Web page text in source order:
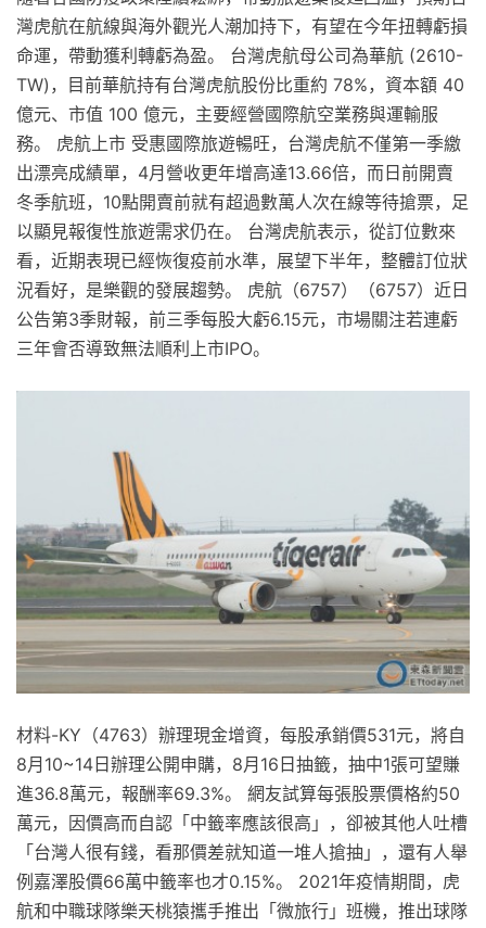
灣虎航在航線與海外觀光人潮加持下，有望在今年扭轉虧損
命運，帶動獲利轉虧為盈。 台灣虎航母公司為華航 (2610-
TW)，目前華航持有台灣虎航股份比重約 78%，資本額 40
億元、市值 100 億元，主要經營國際航空業務與運輸服
務。 虎航上市 受惠國際旅遊暢旺，台灣虎航不僅第一季繳
出漂亮成績單，4月營收更年增高達13.66倍，而日前開賣
冬季航班，10點開賣前就有超過數萬人次在線等待搶票，足
以顯見報復性旅遊需求仍在。 台灣虎航表示，從訂位數來
看，近期表現已經恢復疫前水準，展望下半年，整體訂位狀
況看好，是樂觀的發展趨勢。 虎航（6757）（6757）近日
公告第3季財報，前三季每股大虧6.15元，市場關注若連虧
三年會否導致無法順利上市IPO。
材料-KY（4763）辦理現金增資，每股承銷價531元，將自
8月10~14日辦理公開申購，8月16日抽籤，抽中1張可望賺
進36.8萬元，報酬率69.3%。 網友試算每張股票價格約50
萬元，因價高而自認「中籤率應該很高」，卻被其他人吐槽
「台灣人很有錢，看那價差就知道一堆人搶抽」，還有人舉
例嘉澤股價66萬中籤率也才0.15%。 2021年疫情期間，虎
航和中職球隊樂天桃猿攜手推出「微旅行」班機，推出球隊